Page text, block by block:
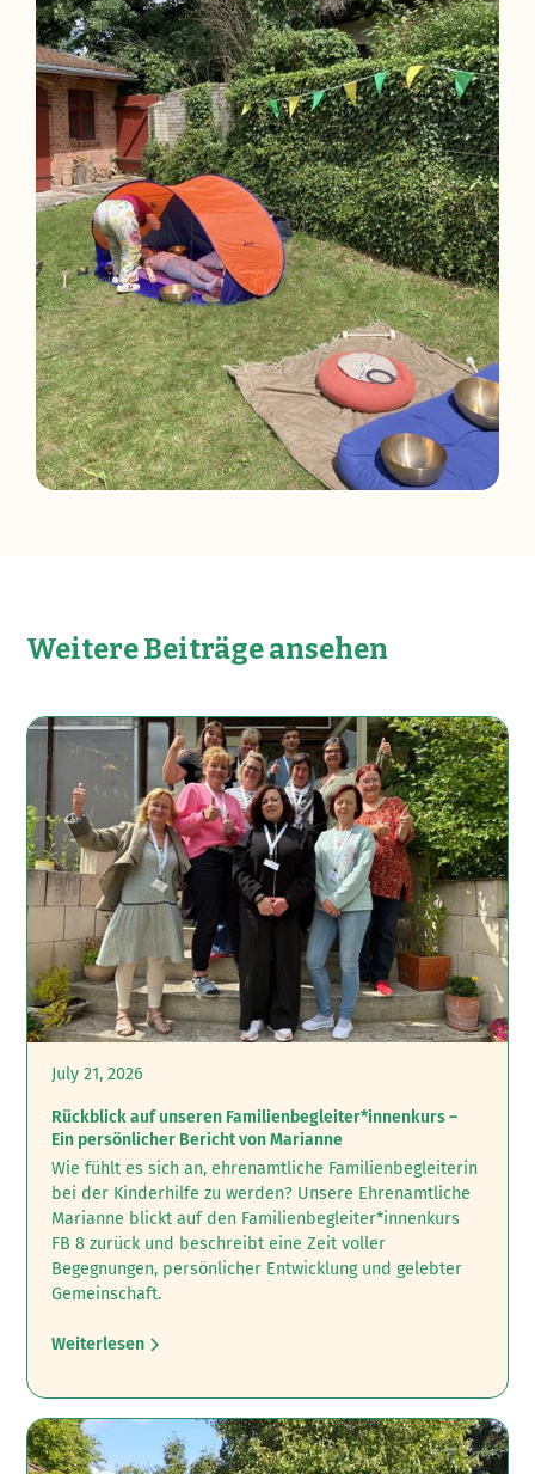
Weitere Beiträge ansehen
July 21, 2026
Rückblick auf unseren Familienbegleiter*innenkurs –
Ein persönlicher Bericht von Marianne
Wie fühlt es sich an, ehrenamtliche Familienbegleiterin
bei der Kinderhilfe zu werden? ‍Unsere Ehrenamtliche
Marianne blickt auf den Familienbegleiter*innenkurs
FB 8 zurück und beschreibt eine Zeit voller
Begegnungen, persönlicher Entwicklung und gelebter
Gemeinschaft.
Weiterlesen